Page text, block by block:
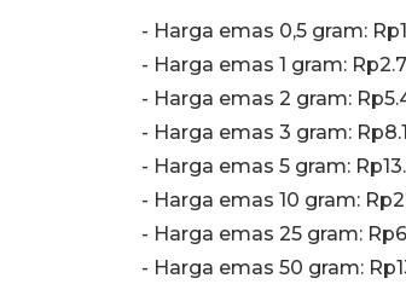
‎‎- Harga emas 0,5 gram:
- Harga emas 1 gram:
‎- Harga emas 2 gram:
‎- Harga emas 3 gram:
‎- Harga emas 5 gram:
‎- Harga emas 10 gram:
‎- Harga emas 25 gram:
‎- Harga emas 50 gram: